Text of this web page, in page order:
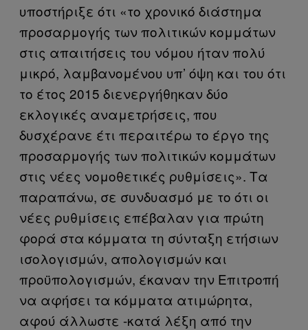
υποστήριξε ότι «το χρονικό διάστημα
προσαρμογής των πολιτικών κομμάτων
στις απαιτήσεις του νόμου ήταν πολύ
μικρό, λαμβανομένου υπ’ όψη και του ότι
το έτος 2015 διενεργήθηκαν δύο
εκλογικές αναμετρήσεις, που
δυσχέρανε έτι περαιτέρω το έργο της
προσαρμογής των πολιτικών κομμάτων
στις νέες νομοθετικές ρυθμίσεις». Τα
παραπάνω, σε συνδυασμό με το ότι οι
νέες ρυθμίσεις επέβαλαν για πρώτη
φορά στα κόμματα τη σύνταξη ετήσιων
ισολογισμών, απολογισμών και
προϋπολογισμών, έκαναν την Επιτροπή
να αφήσει τα κόμματα ατιμώρητα,
αφού άλλωστε -κατά λέξη από την